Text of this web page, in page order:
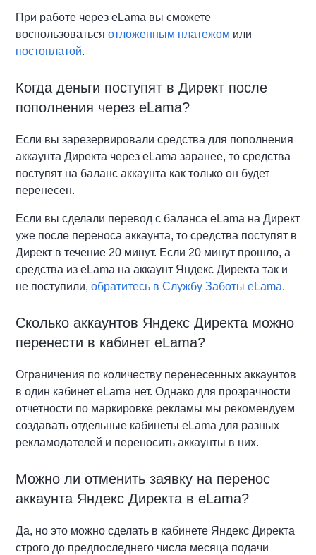
При работе через eLama вы сможете
воспользоватьсяотложенным платежом или
постоплатой.
Когда деньги поступят в Директ после
пополнения через eLama?
Если вы зарезервировали средства для пополнения
аккаунта Директа через eLama заранее, то средства
поступят на баланс аккаунта как только он будет
перенесен.
Если вы сделали перевод с баланса eLama на Директ
уже после переноса аккаунта, то средства поступят в
Директ в течение 20 минут. Если 20 минут прошло, а
средства из eLama на аккаунт Яндекс Директа так и
не поступили,обратитесь в Службу Заботы eLama.
Сколько аккаунтов Яндекс Директа можно
перенести в кабинет eLama?
Ограничения по количеству перенесенных аккаунтов
в один кабинет eLama нет. Однако для прозрачности
отчетности по маркировке рекламы мы рекомендуем
создавать отдельные кабинеты eLama для разных
рекламодателей и переносить аккаунты в них.
Можно ли отменить заявку на перенос
аккаунта Яндекс Директа в eLama?
Да, но это можно сделать в кабинете Яндекс Директа
строго до предпоследнего числа месяца подачи